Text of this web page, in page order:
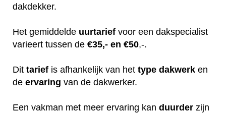
dakdekker.
Het gemiddelde uurtarief voor een dakspecialist
varieert tussen de €35,- en €50,-.
Dit tarief is afhankelijk van het type dakwerk en
de ervaring van de dakwerker.
Een vakman met meer ervaring kan duurder zijn